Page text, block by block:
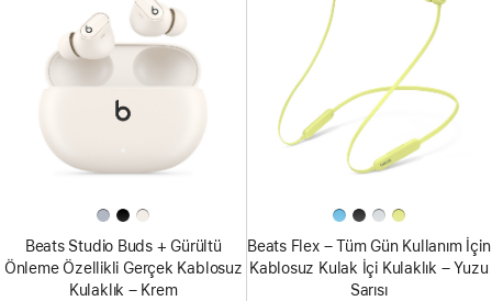
Beats Studio Buds + Gürültü
Önleme Özellikli Gerçek Kablosuz
Kulaklık – Krem
Beats Flex – Tüm Gün Kullanım İçin
Kablosuz Kulak İçi Kulaklık – Yuzu
Sarısı